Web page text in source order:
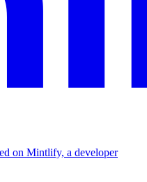
on Mintlify, a developer